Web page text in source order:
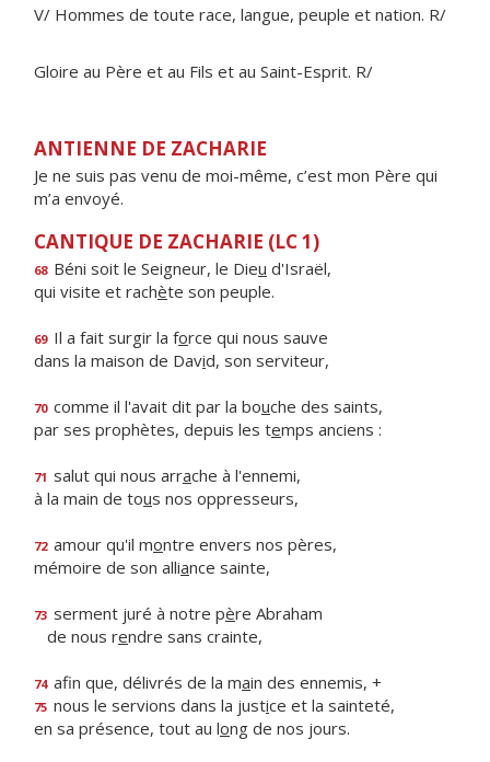
V/ Hommes de toute race, langue, peuple et nation. R/
Gloire au Père et au Fils et au Saint-Esprit. R/
ANTIENNE DE ZACHARIE
Je ne suis pas venu de moi-même, c’est mon Père qui
m’a envoyé.
CANTIQUE DE ZACHARIE (LC 1)
68 Béni soit le Seigneur, le Dieu d'Israël,
qui visite et rachète son peuple.
69 Il a fait surgir la force qui nous sauve
dans la maison de David, son serviteur,
70 comme il l'avait dit par la bouche des saints,
par ses prophètes, depuis les temps anciens :
71 salut qui nous arrache à l'ennemi,
à la main de tous nos oppresseurs,
72 amour qu'il montre envers nos pères,
mémoire de son alliance sainte,
73 serment juré à notre père Abraham
de nous rendre sans crainte,
74 afin que, délivrés de la main des ennemis, +
75 nous le servions dans la justice et la sainteté,
en sa présence, tout au long de nos jours.